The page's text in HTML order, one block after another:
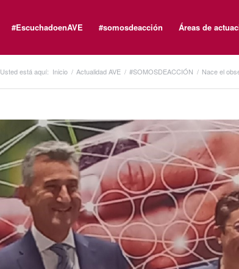
#EscuchadoenAVE #somosdeacción Áreas de
Usted está aquí: Inicio / Actualidad AVE / #SOMOSDEACCIÓN / Nace el